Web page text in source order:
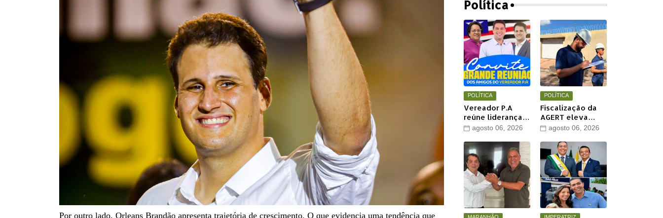
Por outro lado, Orleans Brandão apresenta trajetória de crescimento. O que evidencia uma tendência que
Política
POLÍTICA
Vereador P.A
reúne lideranças
e apoiadores em
político neste
sábado em Timon
agosto 06, 2026
POLÍTICA
Fiscalização da
AGERT eleva
qualidade das
asfálticas
realizadas pela
Águas de Timon
agosto 06, 2026